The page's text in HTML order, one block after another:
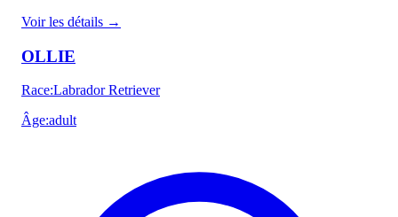
Voir les détails →
OLLIE
Race:Labrador Retriever
Âge:adult